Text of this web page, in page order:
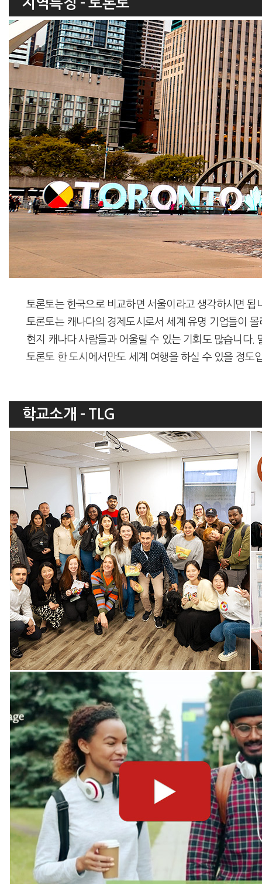
지역특징 - 토론토
토론토는 한국으로 비교하면 서울이라고 생각하시면
토론토는 캐나다의 경제도시로서 세계 유명 기업들이
현지 캐나다 사람들과 어울릴 수 있는 기회도 많습니다.
토론토 한 도시에서만도 세계 여행을 하실 수 있을 정도
학교소개 - TLG